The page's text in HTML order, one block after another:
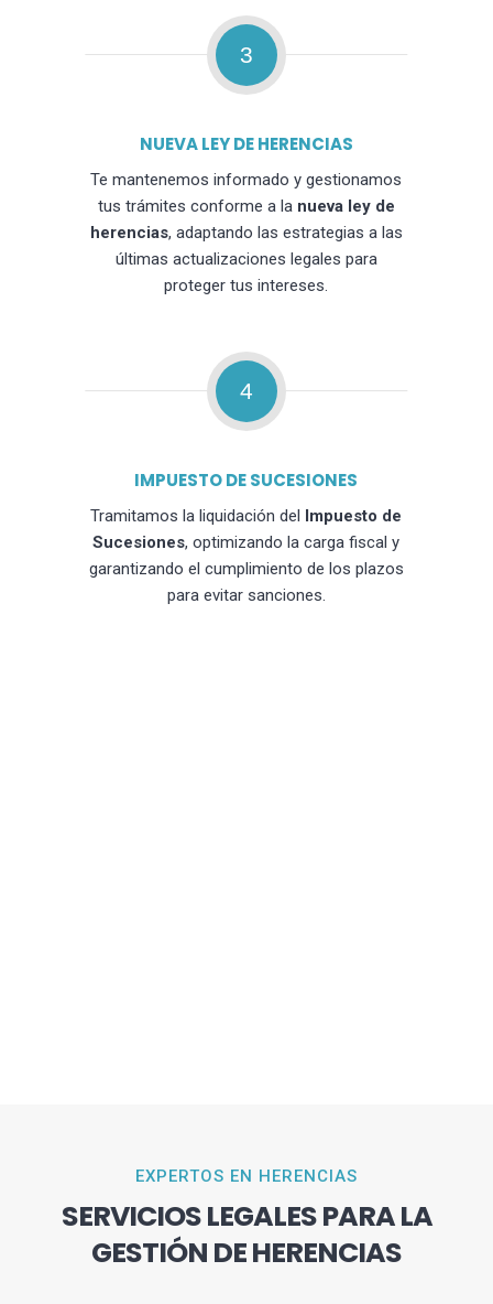
3
NUEVA LEY DE HERENCIAS
Te mantenemos informado y gestionamos
tus trámites conforme a la nueva ley de
herencias, adaptando las estrategias a las
últimas actualizaciones legales para
proteger tus intereses.
4
IMPUESTO DE SUCESIONES
Tramitamos la liquidación del Impuesto de
Sucesiones, optimizando la carga fiscal y
garantizando el cumplimiento de los plazos
para evitar sanciones.
EXPERTOS EN HERENCIAS
SERVICIOS LEGALES PARA LA
GESTIÓN DE HERENCIAS